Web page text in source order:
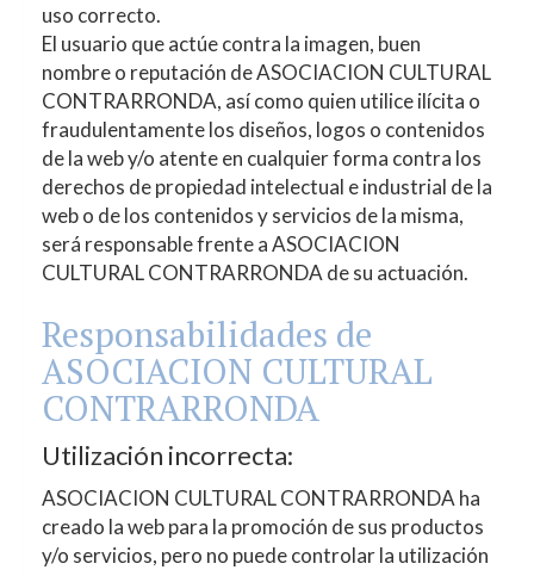
uso correcto.
El usuario que actúe contra la imagen, buen
nombre o reputación deASOCIACION CULTURAL
CONTRARRONDA, así como quien utilice ilícita o
fraudulentamente los diseños, logos o contenidos
de la web y/o atente en cualquier forma contra los
derechos de propiedad intelectual e industrial de la
web o de los contenidos y servicios de la misma,
será responsable frente aASOCIACION
CULTURAL CONTRARRONDA de su actuación.
Responsabilidades de
ASOCIACION CULTURAL
CONTRARRONDA
Utilización incorrecta:
ASOCIACION CULTURAL CONTRARRONDA ha
creado la web para la promoción de sus productos
y/o servicios, pero no puede controlar la utilización